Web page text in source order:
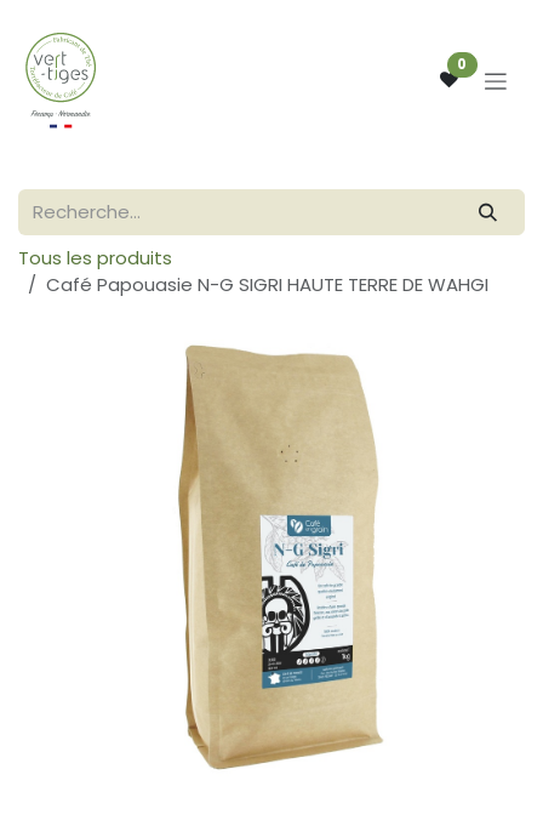
0
Tous les produits
Café Papouasie N-G SIGRI HAUTE TERRE DE WAHGI